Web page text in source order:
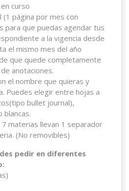
curso
(1 página por mes con
para que puedas agendar tus
a la vigencia desde
el mismo mes del año
que quede completamente
anotaciones.
el nombre que quieras y
Puedes elegir entre hojas a
bullet journal),
blancas.
materias llevan 1 separador
(No removibles)
pedir en diferentes